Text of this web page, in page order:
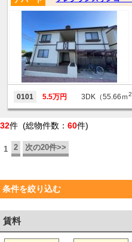
0101 5.5万円 3DK（55.66ｍ2
32件 (総物件数： 60件)
1 2 次の20件>>
条件を絞り込む
賃料